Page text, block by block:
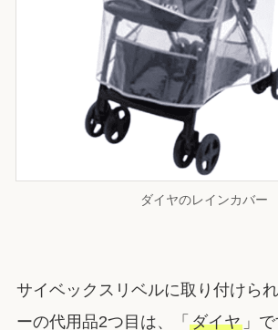
ダイヤのレインカバー
サイベックスリベルに取り付けら
ーの代用品2つ目は、「 ダイヤ」で